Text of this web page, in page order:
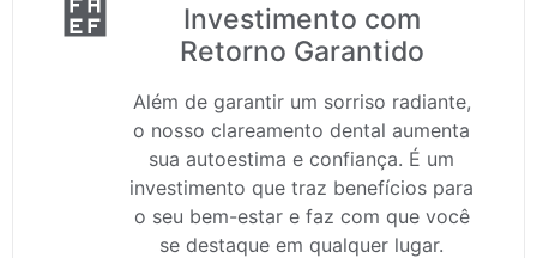
Investimento com
Retorno Garantido
Além de garantir um sorriso radiante,
o nosso clareamento dental aumenta
sua autoestima e confiança. É um
investimento que traz benefícios para
o seu bem-estar e faz com que você
se destaque em qualquer lugar.